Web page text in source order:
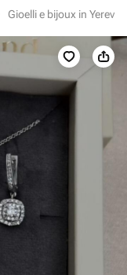
Gioelli e bijoux in Yerevan